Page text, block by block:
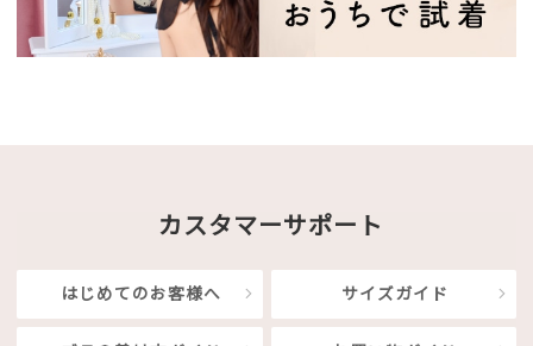
カスタマーサポート
はじめてのお客様へ サイズガイド